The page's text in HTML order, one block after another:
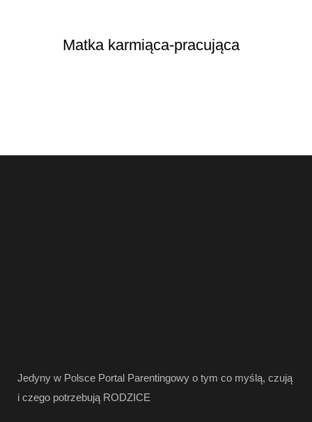
Matka karmiąca-pracująca
Jedyny w Polsce Portal Parentingowy o tym co myślą, czują
i czego potrzebują RODZICE